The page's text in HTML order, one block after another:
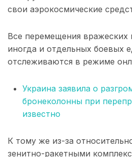
свои аэрокосмические
Все перемещения вражеских
иногда и отдельных боевых
отслеживаются в режиме
Украина заявила о
бронеколонны при
известно
К тому же из-за
зенитно-ракетными